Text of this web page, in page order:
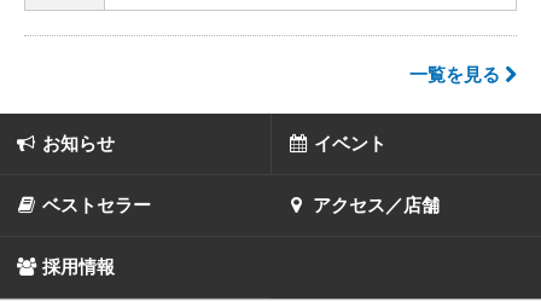
一覧を見る
お知らせ イベント
ベストセラー アクセス／店舗
採用情報